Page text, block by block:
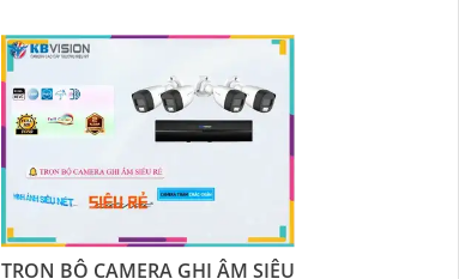
được trang bị khả năng thu âm
trong phạm vi 3m, giúp ghi lại âm
thanh một cách rõ ràng
TRỌN BỘ CAMERA GHI ÂM SIÊU